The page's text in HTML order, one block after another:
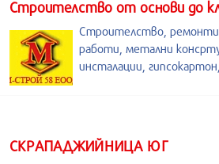
Строителство от основи до
Строителство,
работи, метални
инсталации,
СКРАПАДЖИЙНИЦА ЮГ